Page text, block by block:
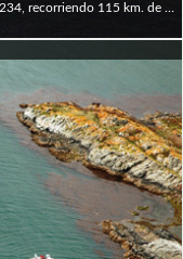
Salida por la mañana temprano por la ruta nacional 234, recorriendo 115 km. de exuberante bosque, ríos de agua transparente y los lagos Machónico, Falkner, Villarino, Escondido, Correntoso, Espejo y Nahuel Huapi. Llegados al mediodía a la Villa la Angostura se recorrerá esta hermosa villa turística, sus puertos, la Residencia El Messidor, sus jardines. Luego saldremos con destino a San Carlos de Bariloche, bordeando en todo el trayecto el gran lago Nahuel Huapi. Ya en dicha ciudad visitaremos el Centro Cívico, el puerto, y dispondrán de tiempo libre para caminar por ella. Por la tarde emprenderemos el regreso por el camino de Paso Córdoba, pasando por el Anfiteatro, Valle Encantado, Confluencia Traful, los rápidos del Caleufu, Casa de Piedra, Lago Meliquina, hasta arribar a San Martín de los Andes.